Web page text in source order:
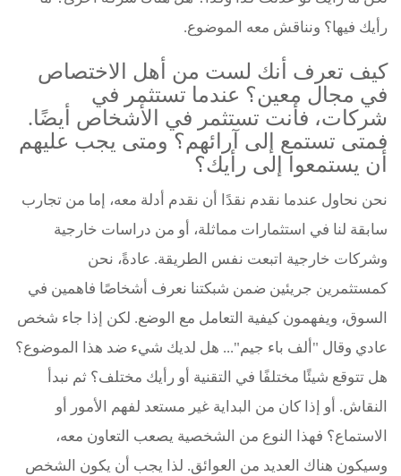
رأيك فيها؟ ونناقش معه الموضوع.
كيف تعرف أنك لست من أهل الاختصاص
في مجال معين؟ عندما تستثمر في
شركات، فأنت تستثمر في الأشخاص أيضًا.
فمتى تستمع إلى آرائهم؟ ومتى يجب عليهم
أن يستمعوا إلى رأيك؟
نحن نحاول عندما نقدم نقدًا أن نقدم أدلة معه، إما من تجارب
سابقة لنا في استثمارات مماثلة، أو من دراسات خارجية
وشركات خارجية اتبعت نفس الطريقة. عادةً، نحن
كمستثمرين جريئين ضمن شبكتنا نعرف أشخاصًا فاهمين في
السوق، ويفهمون كيفية التعامل مع الوضع. لكن إذا جاء شخص
عادي وقال "ألف باء جيم"... هل لديك شيء ضد هذا الموضوع؟
هل تتوقع شيئًا مختلفًا في التقنية أو رأيك مختلف؟ ثم نبدأ
النقاش. أو إذا كان من البداية غير مستعد لفهم الأمور أو
الاستماع؟ فهذا النوع من الشخصية يصعب التعاون معه،
وسيكون هناك العديد من العوائق. لذا يجب أن يكون الشخص